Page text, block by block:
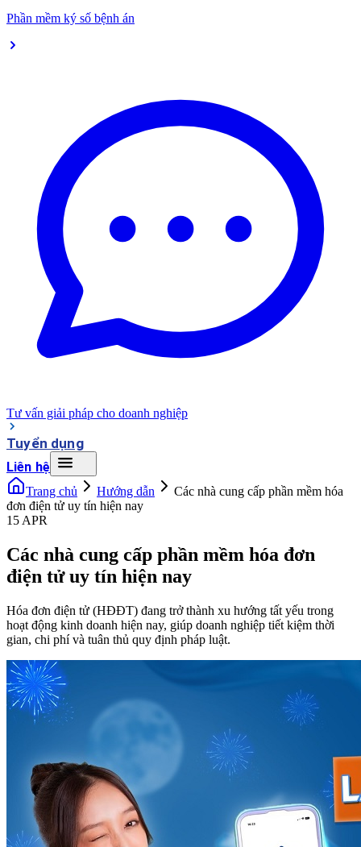
Phần mềm ký số bệnh án
Tư vấn giải pháp cho doanh nghiệp
Tuyển dụng
Liên hệ
Trang chủ Hướng dẫn
Các nhà cung cấp phần mềm hóa
đơn điện tử uy tín hiện nay
15 APR
Các nhà cung cấp phần mềm hóa đơn
điện tử uy tín hiện nay
Hóa đơn điện tử (HĐĐT) đang trở thành xu hướng tất yếu trong
hoạt động kinh doanh hiện nay, giúp doanh nghiệp tiết kiệm thời
gian, chi phí và tuân thủ quy định pháp luật.